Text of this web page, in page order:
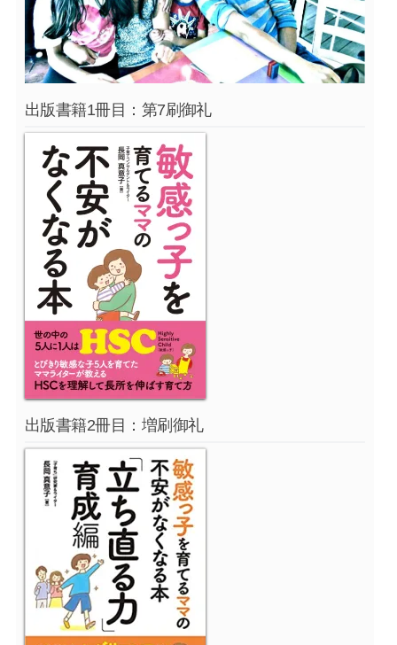
出版書籍1冊目：第7刷御礼
出版書籍2冊目：増刷御礼